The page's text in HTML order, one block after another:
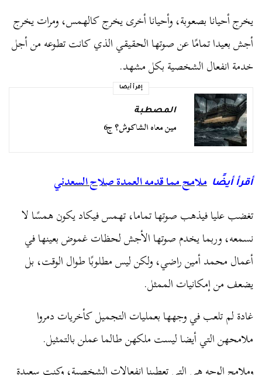
يخرج أحيانا بصعوبة، وأحيانا أخرى يخرج كالهمس، ومرات يخرج
أجش بعيدا تمامًا عن صوتها الحقيقي الذي كانت تطوعه من أجل
خدمة انفعال الشخصية بكل مشهد.
إقرأ أيضا
المصطبة
مين معاه الشاكوش؟ ج6
أقرأ أيضًا ملامح مما قدمه العمدة صلاح السعدني
تغضب عليا فيذهب صوتها تماما، تهمس فيكاد يكون همسًا لا
نسمعه، وربما يخدم صوتها الأجش لحظات غموض بعينها في
أعمال محمد أمين راضي، ولكن ليس مطلوبًا طوال الوقت، بل
يضعف من إمكانيات الممثل.
غادة لم تلعب في وجهها بعمليات التجميل كأخريات دمروا
ملامحهن التي أيضا ليست ملكهن طالما عملن بالتمثيل.